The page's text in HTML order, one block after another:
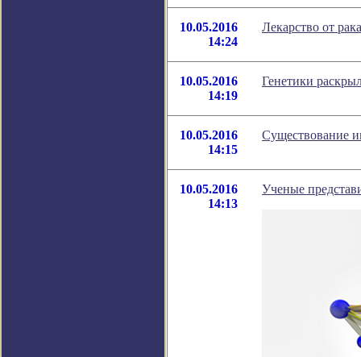
10.05.2016
14:24
Лекарство от
10.05.2016
14:19
Генетики
10.05.2016
14:15
Существование
10.05.2016
14:13
Ученые